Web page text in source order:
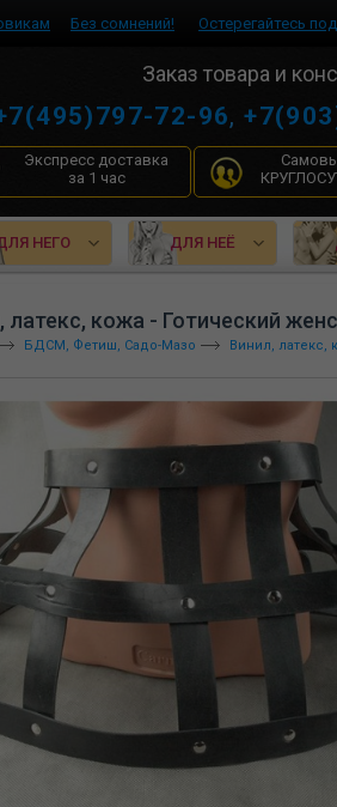
Без сомнений! Остерегайтесь
Заказ товара и
72-96,
Экспресс доставка
за 1 час
НЕГО ДЛЯ НЕЁ
латекс, кожа - Готический
БДСМ, Фетиш, Садо-Мазо Винил, латекс,